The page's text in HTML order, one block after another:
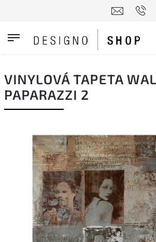
VINYLOVÁ TAPETA
PAPARAZZI 2